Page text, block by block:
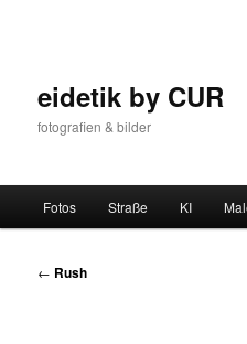
eidetik by CUR
fotografien & bilder
Fotos Straße KI
Beitrags-
← Rush